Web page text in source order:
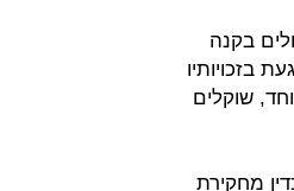
בקנה
בזכויותיו
שוקלים
חקירת 4000 זלגה שלא כדין מחקירת